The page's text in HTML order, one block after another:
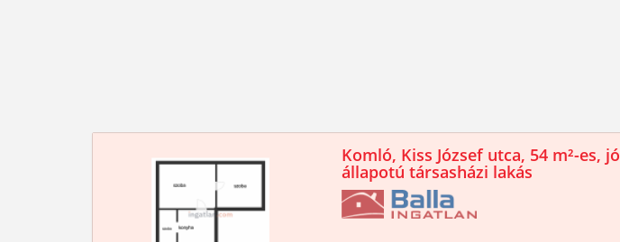
Komló, Kiss József utca, 54 m²-es, jó
állapotú társasházi lakás